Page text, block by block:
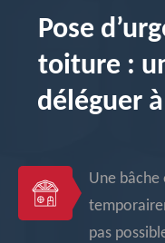
Pose
toiture :
déléguer
Une
pas